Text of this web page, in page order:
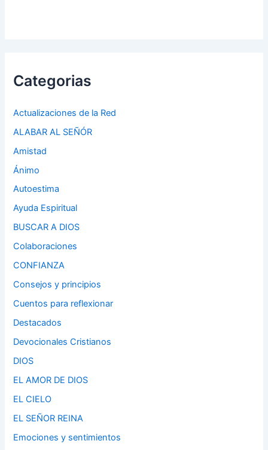
Categorias
Actualizaciones de la Red
ALABAR AL SEÑÓR
Amistad
Ánimo
Autoestima
Ayuda Espiritual
BUSCAR A DIOS
Colaboraciones
CONFIANZA
Consejos y principios
Cuentos para reflexionar
Destacados
Devocionales Cristianos
DIOS
EL AMOR DE DIOS
EL CIELO
EL SEÑOR REINA
Emociones y sentimientos